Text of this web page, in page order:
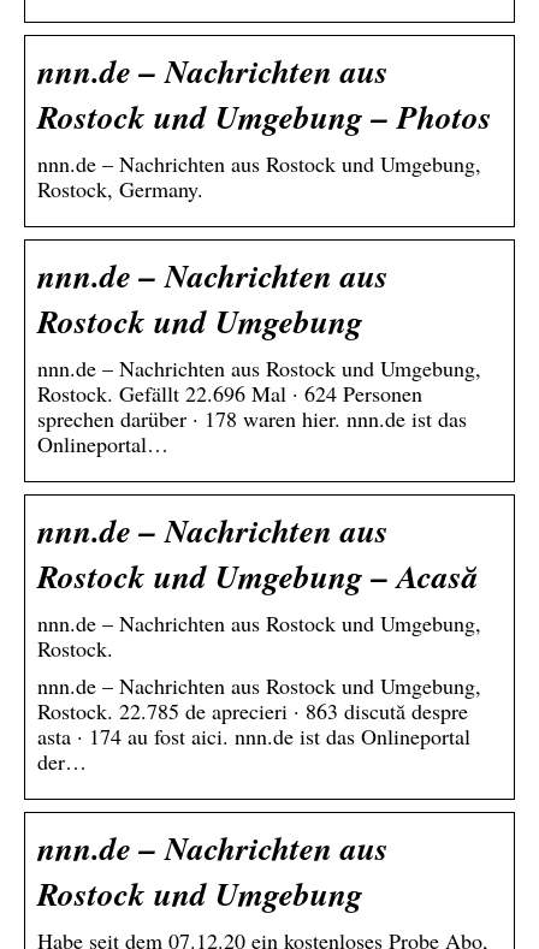
nnn.de – Nachrichten aus
Rostock und Umgebung – Photos
nnn.de – Nachrichten aus Rostock und Umgebung,
Rostock, Germany.
nnn.de – Nachrichten aus
Rostock und Umgebung
nnn.de – Nachrichten aus Rostock und Umgebung,
Rostock. Gefällt 22.696 Mal · 624 Personen
sprechen darüber · 178 waren hier. nnn.de ist das
Onlineportal…
nnn.de – Nachrichten aus
Rostock und Umgebung – Acasă
nnn.de – Nachrichten aus Rostock und Umgebung,
Rostock.
nnn.de – Nachrichten aus Rostock und Umgebung,
Rostock. 22.785 de aprecieri · 863 discută despre
asta · 174 au fost aici. nnn.de ist das Onlineportal
der…
nnn.de – Nachrichten aus
Rostock und Umgebung
Habe seit dem 07.12.20 ein kostenloses Probe Abo,